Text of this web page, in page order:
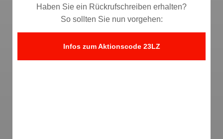
Haben Sie ein Rückrufschreiben erhalten?
So sollten Sie nun vorgehen:
Infos zum Aktionscode 23LZ